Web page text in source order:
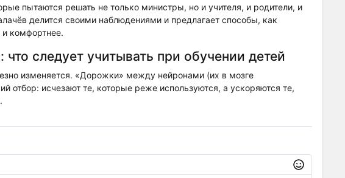
пытаются решать не только министры, но и учителя, и родители, и
делится своими наблюдениями и предлагает способы, как
комфортнее.
следует учитывать при обучении детей
изменяется. «Дорожки» между нейронами (их в мозге
отбор: исчезают те, которые реже используются, а ускоряются те,